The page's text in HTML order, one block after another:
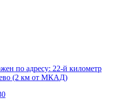
по адресу: 22-й километр
(2 км от МКАД)